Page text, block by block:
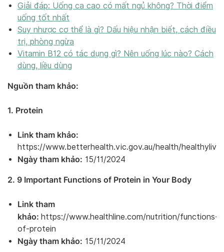
Giải đáp: Uống ca cao có mất ngủ không? Thời điểm
uống tốt nhất
Suy nhược cơ thể là gì? Dấu hiệu nhận biết, cách điều
trị, phòng ngừa
Vitamin B12 có tác dụng gì? Nên uống lúc nào? Cách
dùng, liều dùng
Nguồn tham khảo:
1. Protein
Link tham khảo:
https://www.betterhealth.vic.gov.au/health/
Ngày tham khảo: 15/11/2024
2. 9 Important Functions of Protein in Your Body
Link tham
khảo: https://www.healthline.com/nutrition/functions-
of-protein
Ngày tham khảo: 15/11/2024